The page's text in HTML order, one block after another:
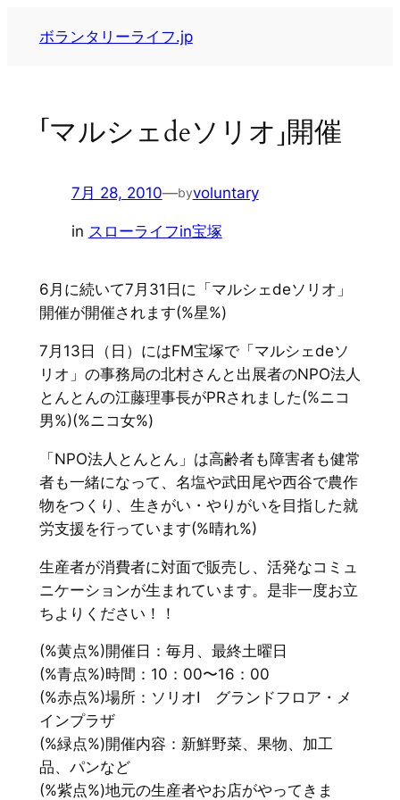
ボランタリーライフ.jp
「マルシェdeソリオ」開催
7月 28, 2010—byvoluntary
in スローライフin宝塚
6月に続いて7月31日に「マルシェdeソリオ」
開催が開催されます(%星%)
7月13日（日）にはFM宝塚で「マルシェdeソ
リオ」の事務局の北村さんと出展者のNPO法人
とんとんの江藤理事長がPRされました(%ニコ
男%)(%ニコ女%)
「NPO法人とんとん」は高齢者も障害者も健常
者も一緒になって、名塩や武田尾や西谷で農作
物をつくり、生きがい・やりがいを目指した就
労支援を行っています(%晴れ%)
生産者が消費者に対面で販売し、活発なコミュ
ニケーションが生まれています。是非一度お立
ちよりください！！
(%黄点%)開催日：毎月、最終土曜日
(%青点%)時間：10：00〜16：00
(%赤点%)場所：ソリオⅠ グランドフロア・メ
インプラザ
(%緑点%)開催内容：新鮮野菜、果物、加工
品、パンなど
(%紫点%)地元の生産者やお店がやってきま